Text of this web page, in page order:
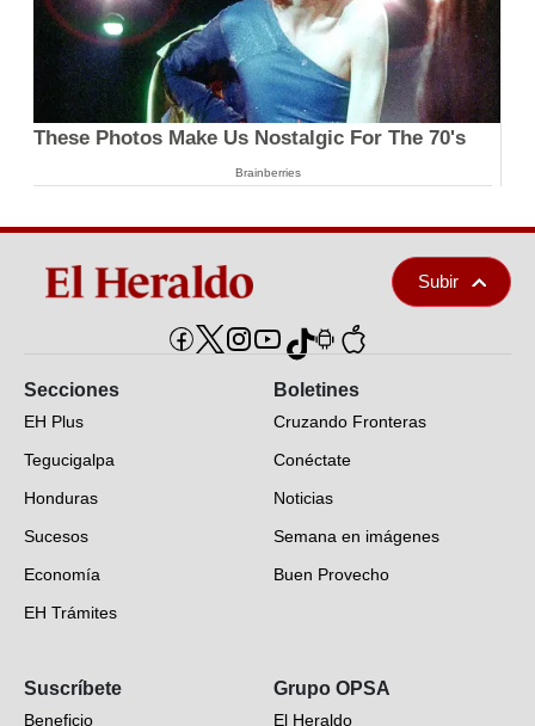
These Photos Make Us Nostalgic For The 70's
Brainberries
Subir
Secciones
EH Plus
Tegucigalpa
Honduras
Sucesos
Economía
EH Trámites
EH Verifica
Boletines
Cruzando Fronteras
Conéctate
Noticias
Semana en imágenes
Buen Provecho
Suscríbete
Beneficio
Grupo OPSA
El Heraldo